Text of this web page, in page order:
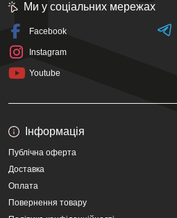
Інформація
Публічна оферта
Доставка
Оплата
Повернення товару
Ми у соціальних мережах
Facebook
Instagram
Youtube